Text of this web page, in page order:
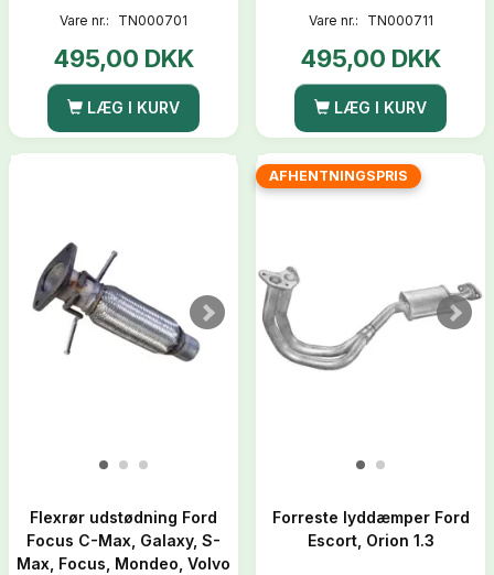
Vare nr.: TN000701
495,00 DKK
LÆG I KURV
Vare nr.: TN000711
495,00 DKK
LÆG I KURV
Flexrør udstødning Ford
Focus C-Max, Galaxy, S-
Max, Focus, Mondeo, Volvo
AFHENTNINGSPRIS
Forreste lyddæmper Ford
Escort, Orion 1.3